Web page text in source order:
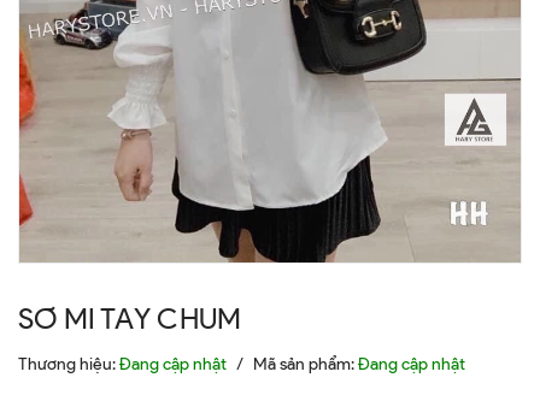
SƠ MI TAY CHUM
Thương hiệu:Đang cập nhật / Mã sản phẩm:Đang cập nhật